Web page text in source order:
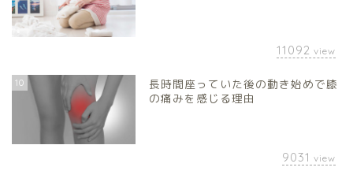
11092 view
10
長時間座っていた後の動き始めで膝
の痛みを感じる理由
9031 view